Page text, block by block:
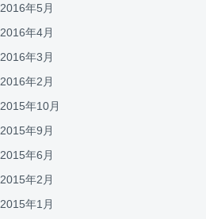
2016年5月
2016年4月
2016年3月
2016年2月
2015年10月
2015年9月
2015年6月
2015年2月
2015年1月